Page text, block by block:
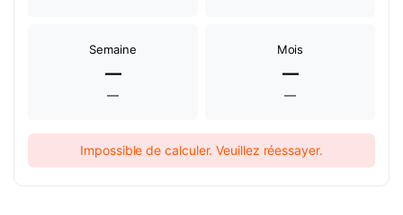
Semaine
—
—
Mois
—
—
Impossible de calculer. Veuillez réessayer.